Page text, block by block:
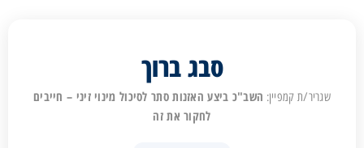
סבג ברוך
שגריר/ת קמפיין: השב"כ ביצע האזנות סתר לסיכול מינוי זיני – חייבים
לחקור את זה